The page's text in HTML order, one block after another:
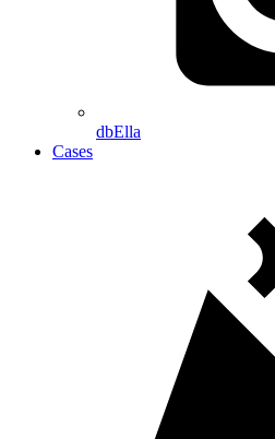
dbElla
Cases